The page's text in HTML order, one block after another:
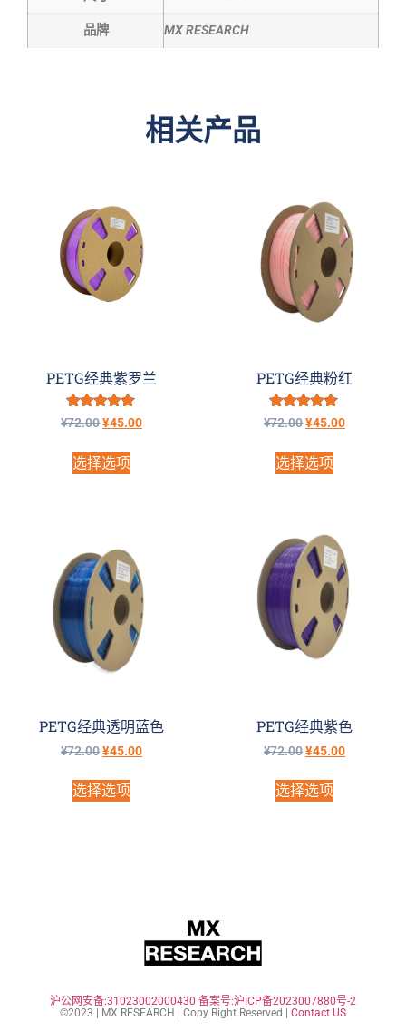
品牌 MX RESEARCH
相关产品
PETG经典紫罗兰
评分
5.00
¥72.00¥45.00
选择选项
PETG经典粉红
评分
5.00
¥72.00¥45.00
选择选项
PETG经典透明蓝色
¥72.00¥45.00
选择选项
PETG经典紫色
¥72.00¥45.00
选择选项
沪公网安备:31023002000430 备案号:沪ICP备2023007880号-2
©2023 | MX RESEARCH | Copy Right Reserved | Contact US